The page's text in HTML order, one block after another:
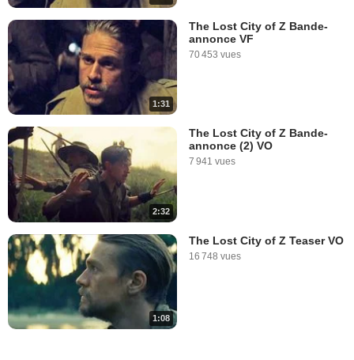
1:31
The Lost City of Z Bande-
annonce VF
70 453 vues
2:32
The Lost City of Z Bande-
annonce (2) VO
7 941 vues
1:08
The Lost City of Z Teaser VO
16 748 vues